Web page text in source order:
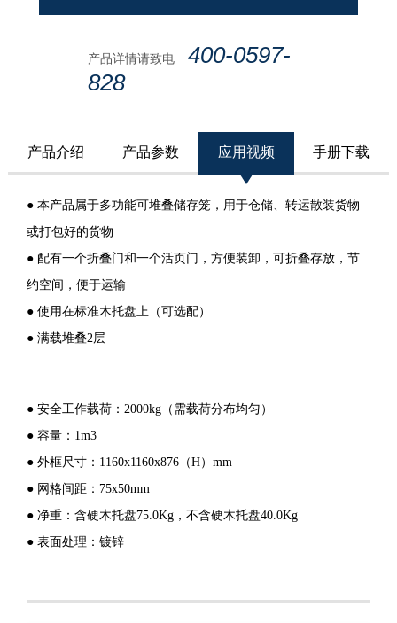
产品详情请致电
400-0597-
828
产品介绍 产品参数 应用视频 手册下载
● 本产品属于多功能可堆叠储存笼，用于仓储、转运散装货物
或打包好的货物
● 配有一个折叠门和一个活页门，方便装卸，可折叠存放，节
约空间，便于运输
● 使用在标准木托盘上（可选配）
● 满载堆叠2层
● 安全工作载荷：2000kg（需载荷分布均匀）
● 容量：1m3
● 外框尺寸：1160x1160x876（H）mm
● 网格间距：75x50mm
● 净重：含硬木托盘75.0Kg，不含硬木托盘40.0Kg
● 表面处理：镀锌